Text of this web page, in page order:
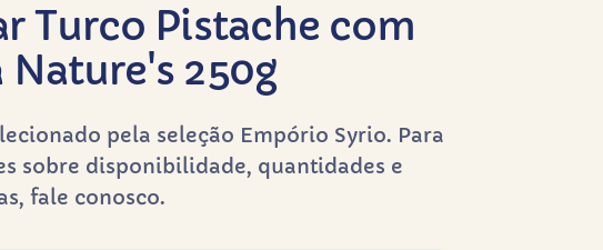
Turco Pistache com
Nature's 250g
pela seleção Empório Syrio. Para
sobre disponibilidade, quantidades e
fale conosco.